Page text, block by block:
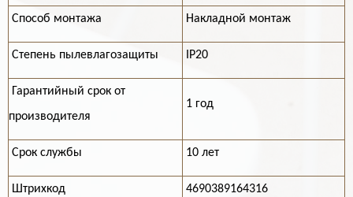
Способ монтажа Накладной монтаж
Степень пылевлагозащиты IP20
Гарантийный срок от
производителя
1 год
Срок службы 10 лет
Штрихкод 4690389164316